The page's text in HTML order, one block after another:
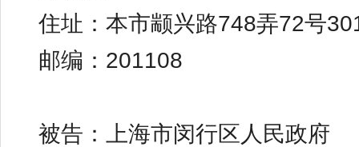
住址：本市颛兴路748弄72号
邮编：201108
被告：上海市闵行区人民政府